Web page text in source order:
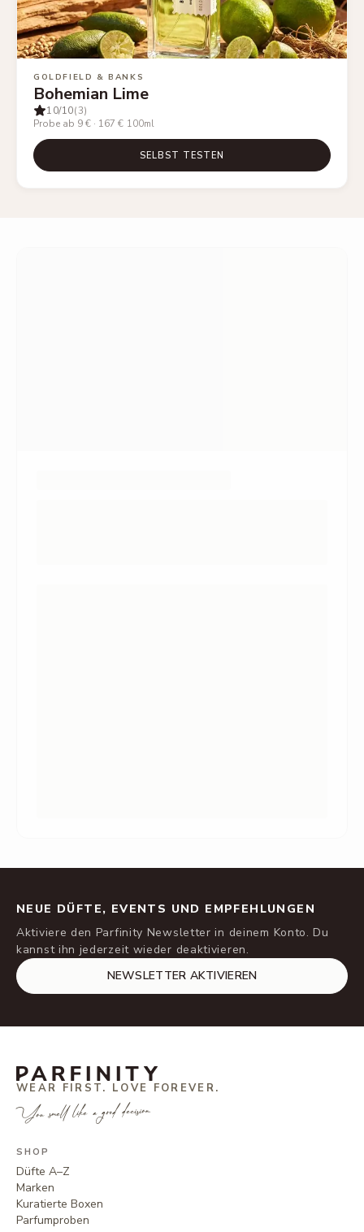
GOLDFIELD & BANKS
Bohemian Lime
10/10(3)
Probe ab 9 € · 167 € 100ml
SELBST TESTEN
NEUE DÜFTE, EVENTS UND EMPFEHLUNGEN
Aktiviere den Parfinity Newsletter in deinem Konto. Du
kannst ihn jederzeit wieder deaktivieren.
NEWSLETTER AKTIVIEREN
WEAR FIRST. LOVE FOREVER.
You smell like a good decision.
SHOP
Düfte A–Z
Marken
Kuratierte Boxen
Parfumproben